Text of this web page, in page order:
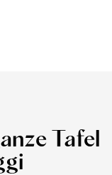
Tafel